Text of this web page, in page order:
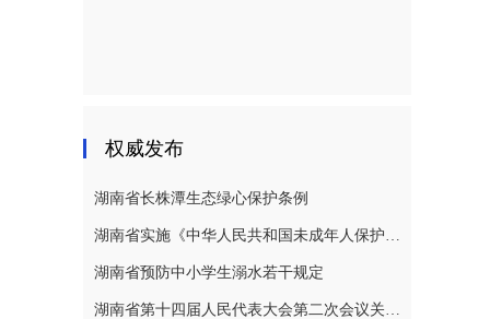
权威发布
湖南省长株潭生态绿心保护条例
湖南省实施《中华人民共和国未成年人保护法》若干规定
湖南省预防中小学生溺水若干规定
湖南省第十四届人民代表大会第二次会议关于湖南省人民代表大会常务委员会工作报告的决议